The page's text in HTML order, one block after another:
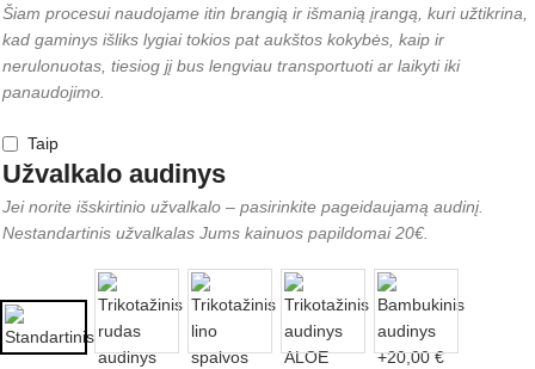
Šiam procesui naudojame itin brangią ir išmanią įrangą, kuri užtikrina,
kad gaminys išliks lygiai tokios pat aukštos kokybės, kaip ir
nerulonuotas, tiesiog jį bus lengviau transportuoti ar laikyti iki
panaudojimo.
Taip
Užvalkalo audinys
Jei norite išskirtinio užvalkalo – pasirinkite pageidaujamą audinį.
Nestandartinis užvalkalas Jums kainuos papildomai 20€.